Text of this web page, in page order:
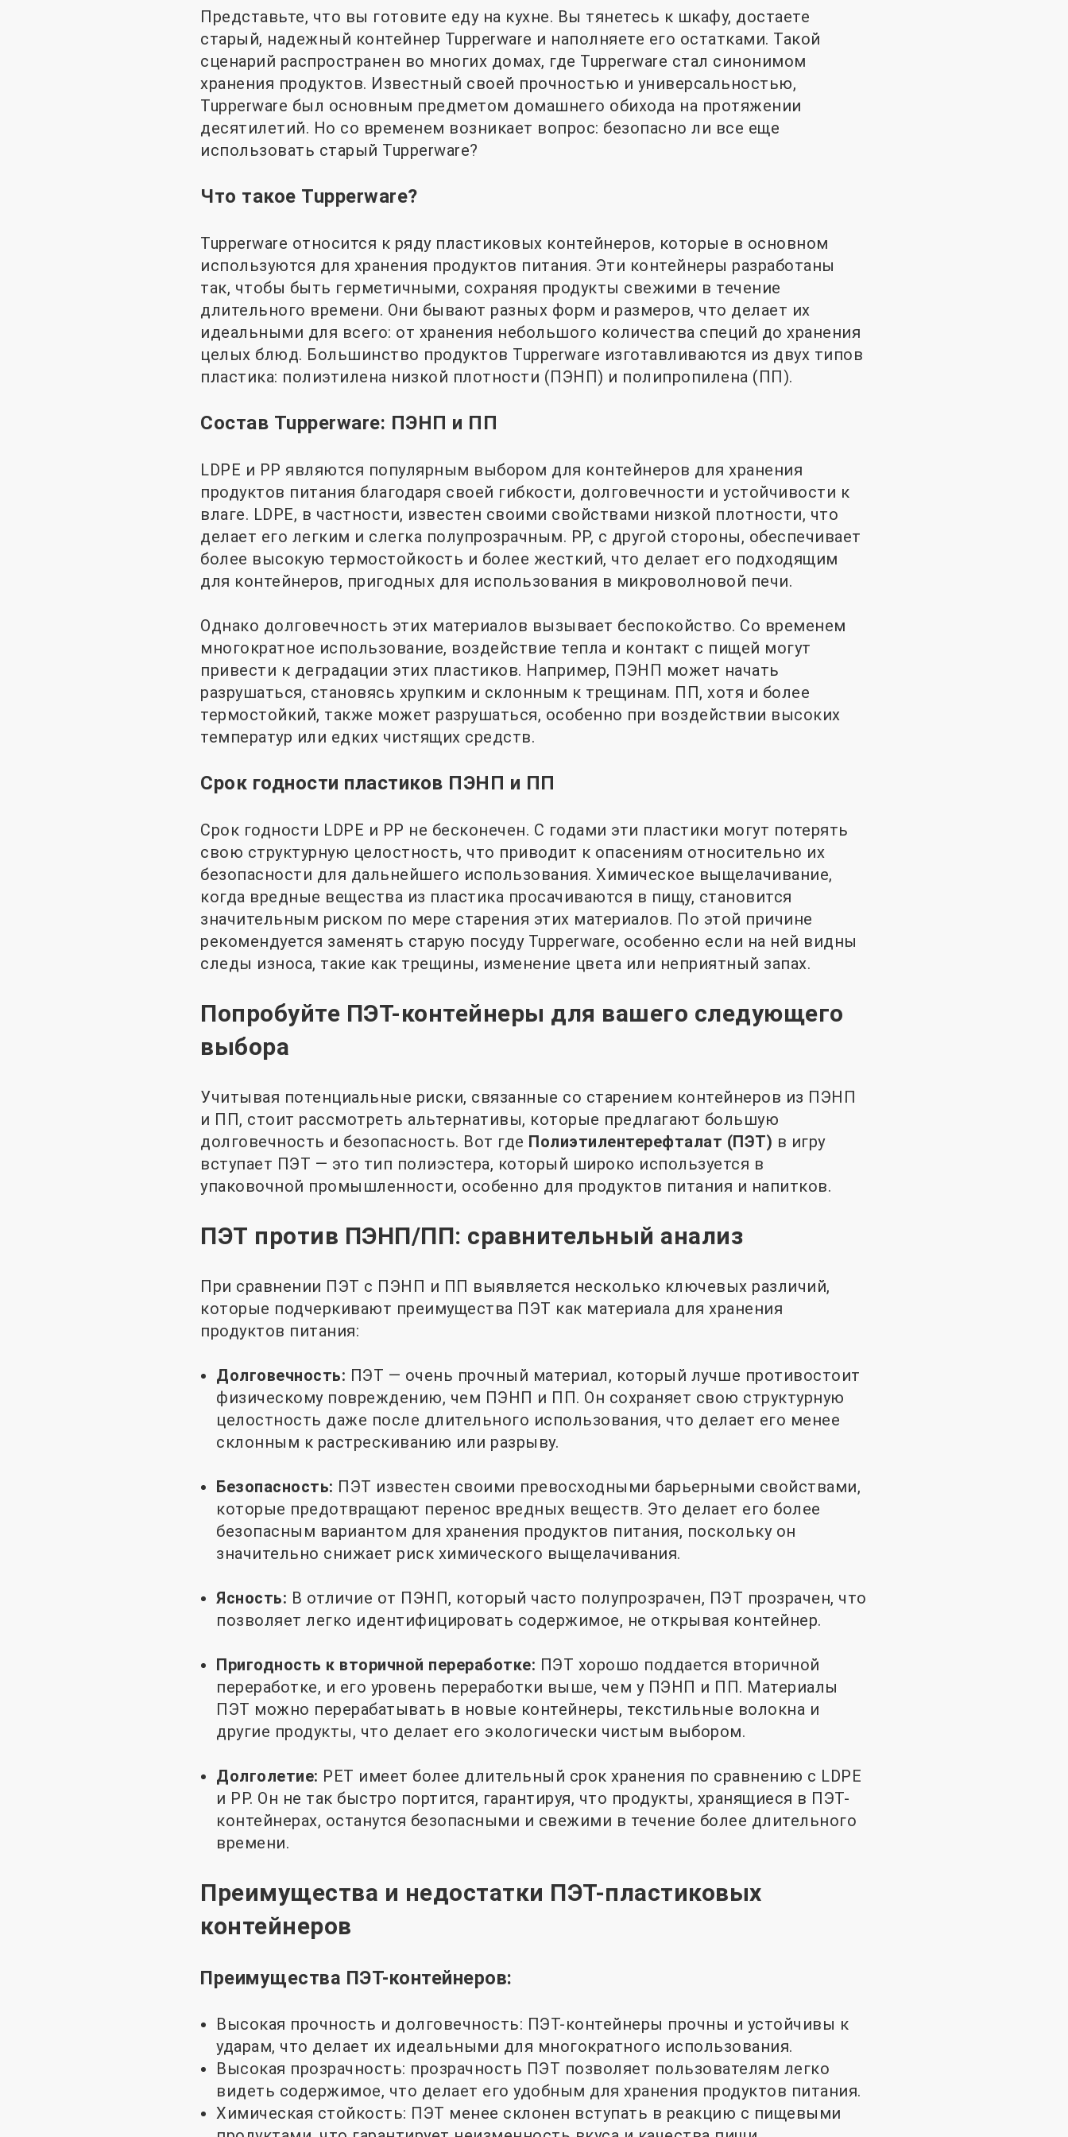
Представьте, что вы готовите еду на кухне. Вы тянетесь к шкафу, достаете
старый, надежный контейнер Tupperware и наполняете его остатками. Такой
сценарий распространен во многих домах, где Tupperware стал синонимом
хранения продуктов. Известный своей прочностью и универсальностью,
Tupperware был основным предметом домашнего обихода на протяжении
десятилетий. Но со временем возникает вопрос: безопасно ли все еще
использовать старый Tupperware?
Что такое Tupperware?
Tupperware относится к ряду пластиковых контейнеров, которые в основном
используются для хранения продуктов питания. Эти контейнеры разработаны
так, чтобы быть герметичными, сохраняя продукты свежими в течение
длительного времени. Они бывают разных форм и размеров, что делает их
идеальными для всего: от хранения небольшого количества специй до хранения
целых блюд. Большинство продуктов Tupperware изготавливаются из двух типов
пластика: полиэтилена низкой плотности (ПЭНП) и полипропилена (ПП).
Состав Tupperware: ПЭНП и ПП
LDPE и PP являются популярным выбором для контейнеров для хранения
продуктов питания благодаря своей гибкости, долговечности и устойчивости к
влаге. LDPE, в частности, известен своими свойствами низкой плотности, что
делает его легким и слегка полупрозрачным. PP, с другой стороны, обеспечивает
более высокую термостойкость и более жесткий, что делает его подходящим
для контейнеров, пригодных для использования в микроволновой печи.
Однако долговечность этих материалов вызывает беспокойство. Со временем
многократное использование, воздействие тепла и контакт с пищей могут
привести к деградации этих пластиков. Например, ПЭНП может начать
разрушаться, становясь хрупким и склонным к трещинам. ПП, хотя и более
термостойкий, также может разрушаться, особенно при воздействии высоких
температур или едких чистящих средств.
Срок годности пластиков ПЭНП и ПП
Срок годности LDPE и PP не бесконечен. С годами эти пластики могут потерять
свою структурную целостность, что приводит к опасениям относительно их
безопасности для дальнейшего использования. Химическое выщелачивание,
когда вредные вещества из пластика просачиваются в пищу, становится
значительным риском по мере старения этих материалов. По этой причине
рекомендуется заменять старую посуду Tupperware, особенно если на ней видны
следы износа, такие как трещины, изменение цвета или неприятный запах.
Попробуйте ПЭТ-контейнеры для вашего следующего
выбора
Учитывая потенциальные риски, связанные со старением контейнеров из ПЭНП
и ПП, стоит рассмотреть альтернативы, которые предлагают большую
долговечность и безопасность. Вот где Полиэтилентерефталат (ПЭТ) в игру
вступает ПЭТ — это тип полиэстера, который широко используется в
упаковочной промышленности, особенно для продуктов питания и напитков.
ПЭТ против ПЭНП/ПП: сравнительный анализ
При сравнении ПЭТ с ПЭНП и ПП выявляется несколько ключевых различий,
которые подчеркивают преимущества ПЭТ как материала для хранения
продуктов питания:
Долговечность: ПЭТ — очень прочный материал, который лучше противостоит
физическому повреждению, чем ПЭНП и ПП. Он сохраняет свою структурную
целостность даже после длительного использования, что делает его менее
склонным к растрескиванию или разрыву.
Безопасность: ПЭТ известен своими превосходными барьерными свойствами,
которые предотвращают перенос вредных веществ. Это делает его более
безопасным вариантом для хранения продуктов питания, поскольку он
значительно снижает риск химического выщелачивания.
Ясность: В отличие от ПЭНП, который часто полупрозрачен, ПЭТ прозрачен, что
позволяет легко идентифицировать содержимое, не открывая контейнер.
Пригодность к вторичной переработке: ПЭТ хорошо поддается вторичной
переработке, и его уровень переработки выше, чем у ПЭНП и ПП. Материалы
ПЭТ можно перерабатывать в новые контейнеры, текстильные волокна и
другие продукты, что делает его экологически чистым выбором.
Долголетие: PET имеет более длительный срок хранения по сравнению с LDPE
и PP. Он не так быстро портится, гарантируя, что продукты, хранящиеся в ПЭТ-
контейнерах, останутся безопасными и свежими в течение более длительного
времени.
Преимущества и недостатки ПЭТ-пластиковых
контейнеров
Преимущества ПЭТ-контейнеров:
Высокая прочность и долговечность: ПЭТ-контейнеры прочны и устойчивы к
ударам, что делает их идеальными для многократного использования.
Высокая прозрачность: прозрачность ПЭТ позволяет пользователям легко
видеть содержимое, что делает его удобным для хранения продуктов питания.
Химическая стойкость: ПЭТ менее склонен вступать в реакцию с пищевыми